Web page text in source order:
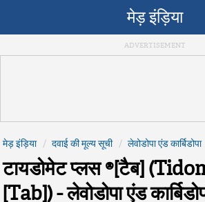
मेड़ इंड़िया
मेड़ इंड़िया दवाई की मूल्य सूची लेवोडोपा एंड कार्बिडोपा
टायडोमेट प्लस ®[टैब]
[Tab]) - लेवोडोपा एंड